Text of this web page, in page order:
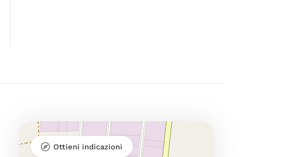
Ottieni indicazioni